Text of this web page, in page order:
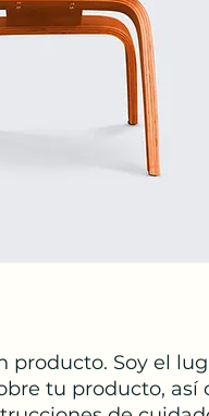
producto. Soy el
tu producto, así